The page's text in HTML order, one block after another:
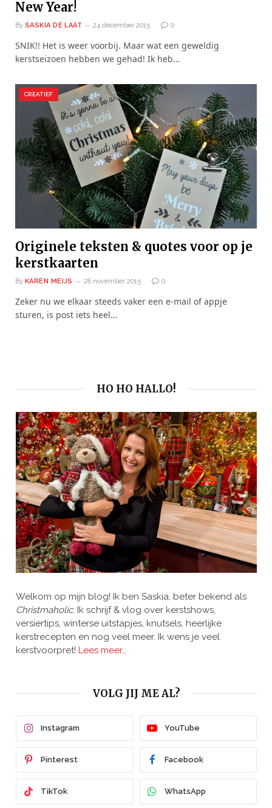
New Year!
By SASKIA DE LAAT 24 december 2015 0
SNIK!! Het is weer voorbij. Maar wat een geweldig
kerstseizoen hebben we gehad! Ik heb…
CREATIEF
Originele teksten & quotes voor op je
kerstkaarten
By KAREN MEIJS 28 november 2015 0
Zeker nu we elkaar steeds vaker een e-mail of appje
sturen, is post iets heel…
HO HO HALLO!
Welkom op mijn blog! Ik ben Saskia, beter bekend als
Christmaholic. Ik schrijf & vlog over kerstshows,
versiertips, winterse uitstapjes, knutsels, heerlijke
kerstrecepten en nog veel meer. Ik wens je veel
kerstvoorpret! Lees meer…
VOLG JIJ ME AL?
Instagram YouTube
Pinterest Facebook
TikTok WhatsApp